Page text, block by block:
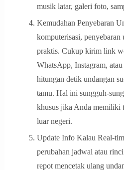
musik latar, galeri foto,
Kemudahan Penyebaran
komputerisasi,
praktis. Cukup kirim link
WhatsApp, Instagram,
hitungan detik undangan
tamu. Hal ini sungguh-
khusus jika Anda memiliki
luar negeri.
Update Info Kalau Real-
perubahan jadwal atau
repot mencetak ulang